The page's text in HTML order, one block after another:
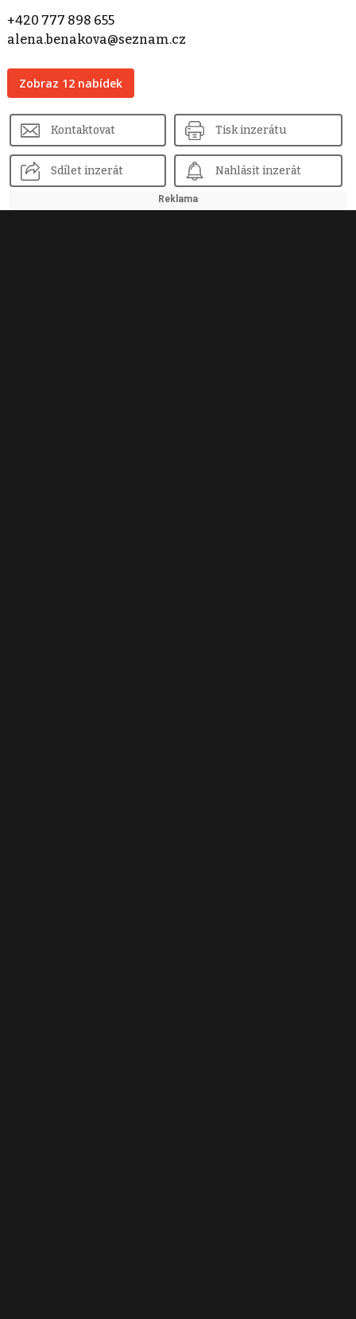
+420 777 898 655
alena.benakova@seznam.cz
Zobraz 12 nabídek
Kontaktovat Tisk inzerátu
Sdílet inzerát Nahlásit inzerát